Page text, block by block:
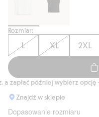
Rozmiar:
L XL 2XL
później wybierz opcję +
Znajdź w sklepie
Dopasowanie rozmiaru